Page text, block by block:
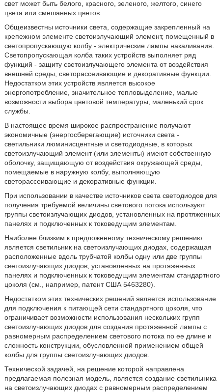
свет может быть белого, красного, зеленого, желтого, синего
цвета или смешанных цветов.
Общеизвестны источники света, содержащие закрепленный на
крепежном элементе светоизлучающий элемент, помещенный в
светопропускающую колбу - электрические лампы накаливания.
Светопропускающая колба таких устройств выполняет ряд
функций - защиту светоизлучающего элемента от воздействия
внешней среды, светорассеивающие и декоративные функции.
Недостатком этих устройств является высокое
энергопотребление, значительное тепловыделение, малые
возможности выбора цветовой температуры, маленький срок
службы.
В настоящее время широкое распространение получают
экономичные (энергосберегающие) источники света -
светильники люминисцентные и светодиодные, в которых
светоизлучающий элемент (или элементы) имеют собственную
оболочку, защищающую от воздействия окружающей среды,
помещаемые в наружную колбу, выполняющую
светорассеивающие и декоративные функции.
При использовании в качестве источников света светодиодов для
получения требуемой величины светового потока используют
группы светоизлучающих диодов, установленных на протяженных
панелях и подключенных к токоведущим элементам.
Наиболее близким к предложенному техническому решению
является светильник на светоизлучающих диодах, содержащая
расположенные вдоль трубчатой колбы одну или две группы
светоизлучающих диодов, установленных на протяженных
панелях и подключенных к токоведущим элементам стандартного
цоколя (см., например, патент США 5463280).
Недостатком этих технических решений является использование
для подключения к питающей сети стандартного цоколя, что
ограничивает возможности использования нескольких групп
светоизлучающих диодов для создания протяженной лампы с
равномерным распределением светового потока по ее длине и
сложность конструкции, обусловленной применением общей
колбы для группы светоизлучающих диодов.
Технической задачей, на решение которой направлена
предлагаемая полезная модель, является создание светильника
на светоизлучающих диодах с равномерным распределением